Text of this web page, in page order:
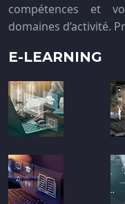
compétences et
domaines d’activité.
E-LEARNING